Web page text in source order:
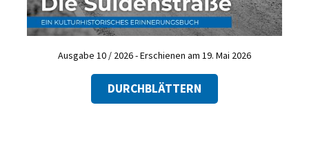
Ausgabe 10 / 2026 - Erschienen am 19. Mai 2026
DURCHBLÄTTERN